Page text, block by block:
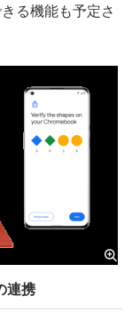
る機能も予定さ
連携